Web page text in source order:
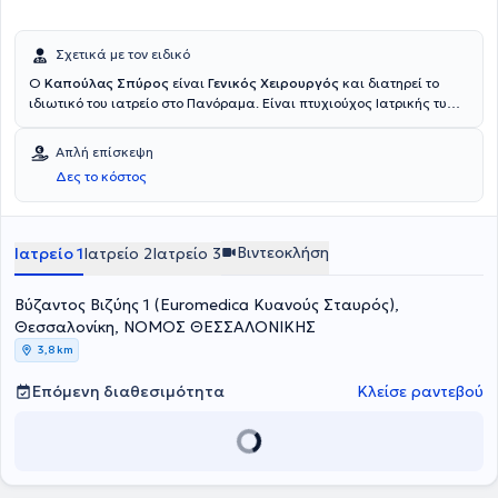
Σχετικά με τον ειδικό
Ο Καπούλας Σπύρος είναι Γενικός Χειρουργός και διατηρεί το
ιδιωτικό του ιατρείο στο Πανόραμα. Είναι πτυχιούχος Ιατρικής τυ
ίδιου Πανεπιστημίου. Ο ιατρός έχει θητεύσει σε Νοσοκομεία της
Ελλάδας και του Ηνωμένου Βασιλείου ενώ αναλαμβάνει πλήθος
περιστατικών που άπτονται όλου του φάσματος της Ειδικότητάς του
έχοντας πάντα στο επίκεντρο την καλύτερη δυνατή εξυπηρέτηση
Απλή επίσκεψη
Δες το κόστος
Ιατρείο 1Ιατρείο 2Ιατρείο 3 Βιντεοκλήση
Βύζαντος Βιζύης 1 (Euromedica Κυανούς Σταυρός),
Θεσσαλονίκη, ΝΟΜΟΣ ΘΕΣΣΑΛΟΝΙΚΗΣ
3,8 km
Επόμενη διαθεσιμότητα Κλείσε ραντεβού